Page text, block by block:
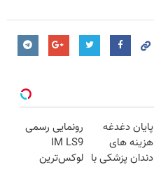
پایان دغدغه
هزینه های
دندان پزشکی با
رونمایی رسمی
IM LS9
لوکس‌ترین